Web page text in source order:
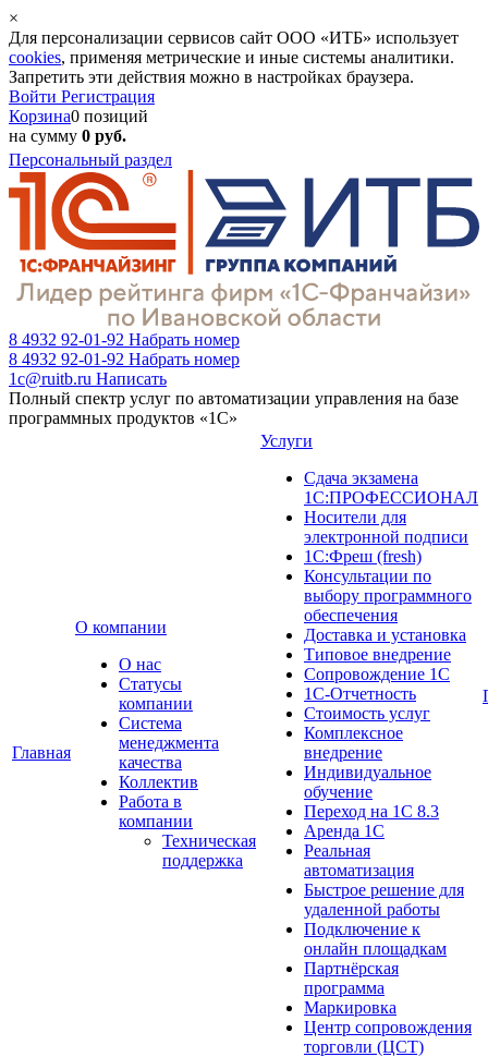
×
Для персонализации сервисов сайт ООО «ИТБ» использует
cookies, применяя метрические и иные системы аналитики.
Запретить эти действия можно в настройках браузера.
Войти Регистрация
Корзина0 позиций
на сумму 0 руб.
Персональный раздел
8 4932 92-01-92 Набрать номер
8 4932 92-01-92 Набрать номер
1c@ruitb.ru Написать
Полный спектр услуг по автоматизации управления на базе
программных продуктов «1С»
Главная
О компании
О нас
Cтатусы
компании
Система
менеджмента
качества
Коллектив
Работа в
компании
Техническая
поддержка
Услуги
Сдача экзамена
1С:ПРОФЕССИОНАЛ
Носители для
электронной подписи
1С:Фреш (fresh)
Консультации по
выбору программного
обеспечения
Доставка и установка
Типовое внедрение
Сопровождение 1С
1С-Отчетность
Стоимость услуг
Комплексное
внедрение
Индивидуальное
обучение
Переход на 1С 8.3
Аренда 1С
Реальная
автоматизация
Быстрое решение для
удаленной работы
Подключение к
онлайн площадкам
Партнёрская
программа
Маркировка
Центр сопровождения
торговли (ЦСТ)